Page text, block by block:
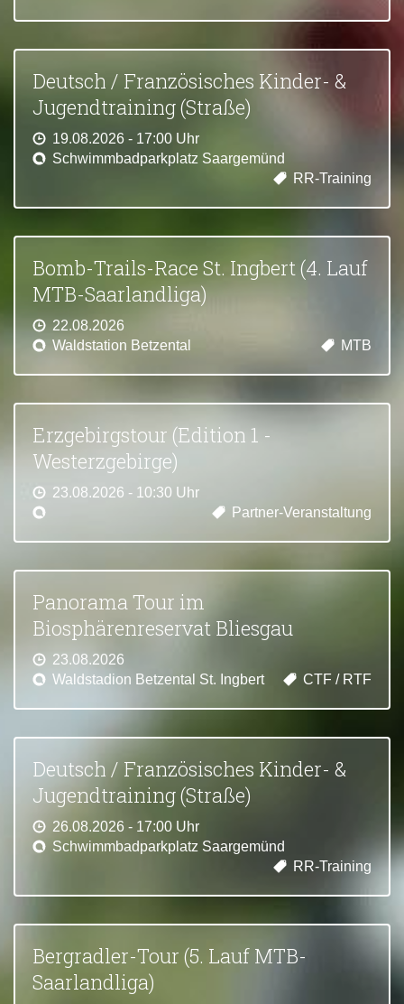
Deutsch / Französisches Kinder- &
Jugendtraining (Straße)
19.08.2026 - 17:00 Uhr
Schwimmbadparkplatz Saargemünd
RR-Training
Bomb-Trails-Race St. Ingbert (4. Lauf
MTB-Saarlandliga)
22.08.2026
Waldstation Betzental
MTB
Erzgebirgstour (Edition 1 -
Westerzgebirge)
23.08.2026 - 10:30 Uhr
Partner-Veranstaltung
Panorama Tour im
Biosphärenreservat Bliesgau
23.08.2026
Waldstadion Betzental St. Ingbert
CTF / RTF
Deutsch / Französisches Kinder- &
Jugendtraining (Straße)
26.08.2026 - 17:00 Uhr
Schwimmbadparkplatz Saargemünd
RR-Training
Bergradler-Tour (5. Lauf MTB-
Saarlandliga)